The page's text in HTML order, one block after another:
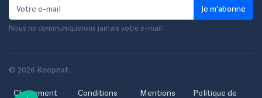
Je m'abonne
Nous ne communiquerons jamais votre e-mail.
© 2026 Reepeat
Classement Conditions Mentions Politique de